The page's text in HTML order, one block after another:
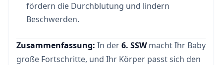
fördern die Durchblutung und lindern
Beschwerden.
Zusammenfassung: In der6. SSWmacht Ihr Baby
große Fortschritte, und Ihr Körper passt sich den